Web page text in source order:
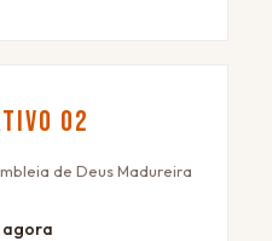
02
de Deus Madureira
agora